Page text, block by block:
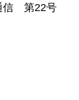
信 第22号